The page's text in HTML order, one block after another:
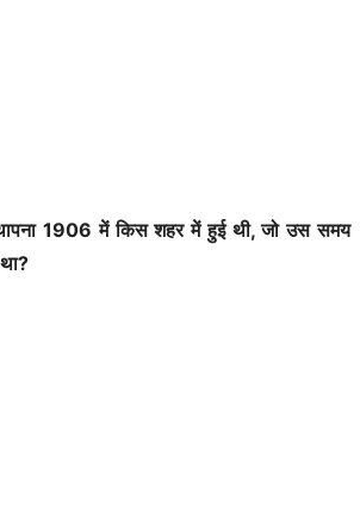
1906 में किस शहर में हुई थी, जो उस समय